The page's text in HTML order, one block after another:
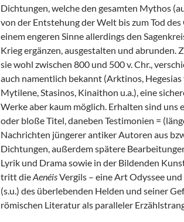
Dichtungen, welche den gesamten Mythos
von der Entstehung der Welt bis zum Tod
einem engeren Sinne allerdings den
Krieg ergänzen, ausgestalten und abrunden.
sie wohl zwischen 800 und 500 v. Chr.,
auch namentlich bekannt (Arktinos, Hegesias
Mytilene, Stasinos, Kinaithon u.a.), eine
Werke aber kaum möglich. Erhalten sind uns
oder bloße Titel, daneben Testimonien =
Nachrichten jüngerer antiker Autoren aus
Dichtungen, außerdem spätere
Lyrik und Drama sowie in der Bildenden
tritt dieAenéisVergils – eine Art Odyssee und
(s.u.) des überlebenden Helden und seiner
römischen Literatur als paralleler